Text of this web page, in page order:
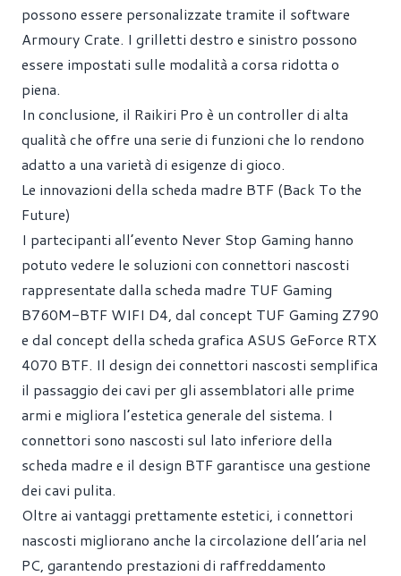
possono essere personalizzate tramite il software
Armoury Crate. I grilletti destro e sinistro possono
essere impostati sulle modalità a corsa ridotta o
piena.
In conclusione, il Raikiri Pro è un controller di alta
qualità che offre una serie di funzioni che lo rendono
adatto a una varietà di esigenze di gioco.
Le innovazioni della scheda madre BTF (Back To the
Future)
I partecipanti all’evento Never Stop Gaming hanno
potuto vedere le soluzioni con connettori nascosti
rappresentate dalla scheda madre TUF Gaming
B760M-BTF WIFI D4, dal concept TUF Gaming Z790
e dal concept della scheda grafica ASUS GeForce RTX
4070 BTF. Il design dei connettori nascosti semplifica
il passaggio dei cavi per gli assemblatori alle prime
armi e migliora l’estetica generale del sistema. I
connettori sono nascosti sul lato inferiore della
scheda madre e il design BTF garantisce una gestione
dei cavi pulita.
Oltre ai vantaggi prettamente estetici, i connettori
nascosti migliorano anche la circolazione dell’aria nel
PC, garantendo prestazioni di raffreddamento